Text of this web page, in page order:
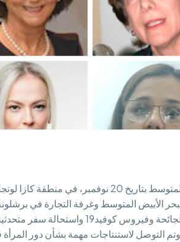
عُقد المنتدى الثاني عشر لرائدات الأعمال في
الأبيض المتوسط وغرفة التجارة في
برشلونة.تم إجراء فعاليات هذا المنتدى
التوصل لاستنتاجات مهمة بشأن دور